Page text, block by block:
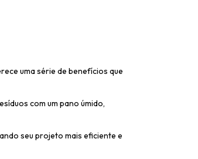
uma série de benefícios que
com um pano úmido,
seu projeto mais eficiente e